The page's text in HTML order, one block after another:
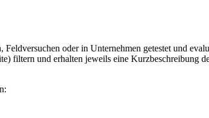
oder in Unternehmen getestet und
filtern und erhalten jeweils eine Kurzbeschreibung